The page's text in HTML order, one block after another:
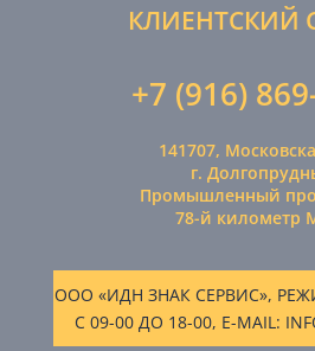
КЛИЕНТСКИЙ
+7 (916)
141707,
г.
Промышленный
78-й километр
ООО «ИДН ЗНАК СЕРВИС»,
С 09-00 ДО 18-00, E-MAIL: